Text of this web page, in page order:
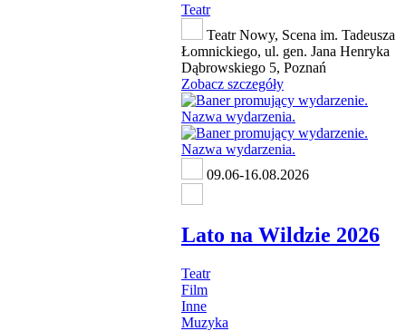
Teatr
Teatr Nowy, Scena im. Tadeusza
Łomnickiego, ul. gen. Jana Henryka
Dąbrowskiego 5, Poznań
Zobacz szczegóły
09.06-16.08.2026
Lato na Wildzie 2026
Teatr
Film
Inne
Muzyka